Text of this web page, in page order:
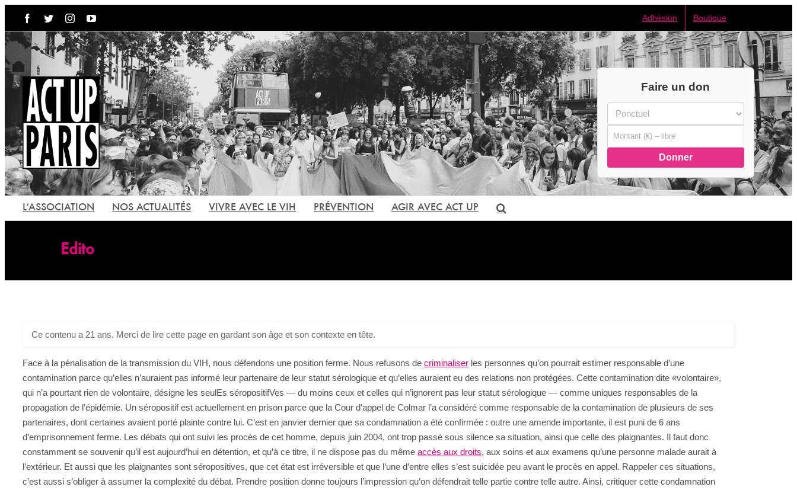
Passer
contenu
Facebook
TwitterInstagramYouTube Adhésion Boutique
Faire un don
Donner
L’ASSOCIATION NOS ACTUALITÉS VIVRE AVEC LE VIH PRÉVENTION AGIR AVEC ACT UP
Edito
Ce contenu a 21 ans. Merci de lire cette page en gardant son âge et son contexte en tête.
Face à la pénalisation de la transmission du VIH, nous défendons une position ferme. Nous refusons de criminaliser les personnes qu’on pourrait estimer responsable d’une
contamination parce qu’elles n’auraient pas informé leur partenaire de leur statut sérologique et qu’elles auraient eu des relations non protégées. Cette contamination dite «volontaire»,
qui n’a pourtant rien de volontaire, désigne les seulEs séropositifVes — du moins ceux et celles qui n’ignorent pas leur statut sérologique — comme uniques responsables de la
propagation de l’épidémie. Un séropositif est actuellement en prison parce que la Cour d’appel de Colmar l’a considéré comme responsable de la contamination de plusieurs de ses
partenaires, dont certaines avaient porté plainte contre lui. C’est en janvier dernier que sa condamnation a été confirmée : outre une amende importante, il est puni de 6 ans
d’emprisonnement ferme. Les débats qui ont suivi les procès de cet homme, depuis juin 2004, ont trop passé sous silence sa situation, ainsi que celle des plaignantes. Il faut donc
constamment se souvenir qu’il est aujourd’hui en détention, et qu’à ce titre, il ne dispose pas du même accès aux droits, aux soins et aux examens qu’une personne malade aurait à
l’extérieur. Et aussi que les plaignantes sont séropositives, que cet état est irréversible et que l’une d’entre elles s’est suicidée peu avant le procès en appel. Rappeler ces situations,
c’est aussi s’obliger à assumer la complexité du débat. Prendre position donne toujours l’impression qu’on défendrait telle partie contre telle autre. Ainsi, critiquer cette condamnation